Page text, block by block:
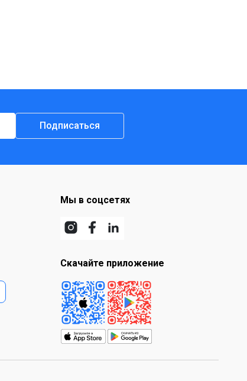
Подписаться
Мы в соцсетях
Скачайте приложение